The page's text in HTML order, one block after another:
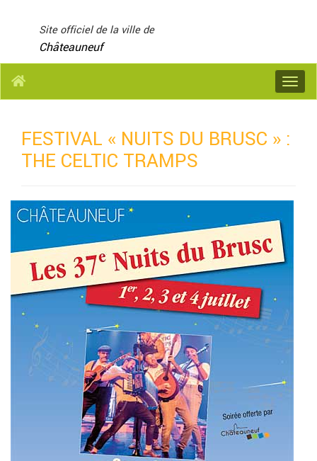
Site officiel de la ville de
Châteauneuf
Menu
FESTIVAL « NUITS DU BRUSC » :
THE CELTIC TRAMPS